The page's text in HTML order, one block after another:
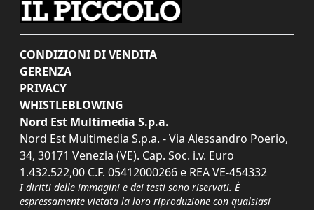
CONDIZIONI DI VENDITA
GERENZA
PRIVACY
WHISTLEBLOWING
Nord Est Multimedia S.p.a.
Nord Est Multimedia S.p.a. - Via Alessandro Poerio,
34, 30171 Venezia (VE). Cap. Soc. i.v. Euro
1.432.522,00 C.F. 05412000266 e REA VE-454332
I diritti delle immagini e dei testi sono riservati. È
espressamente vietata la loro riproduzione con qualsiasi